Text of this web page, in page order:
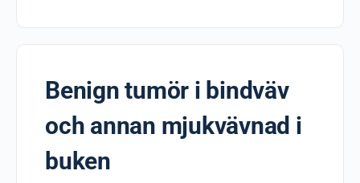
Benign tumör i bindväv
och annan mjukvävnad i
buken